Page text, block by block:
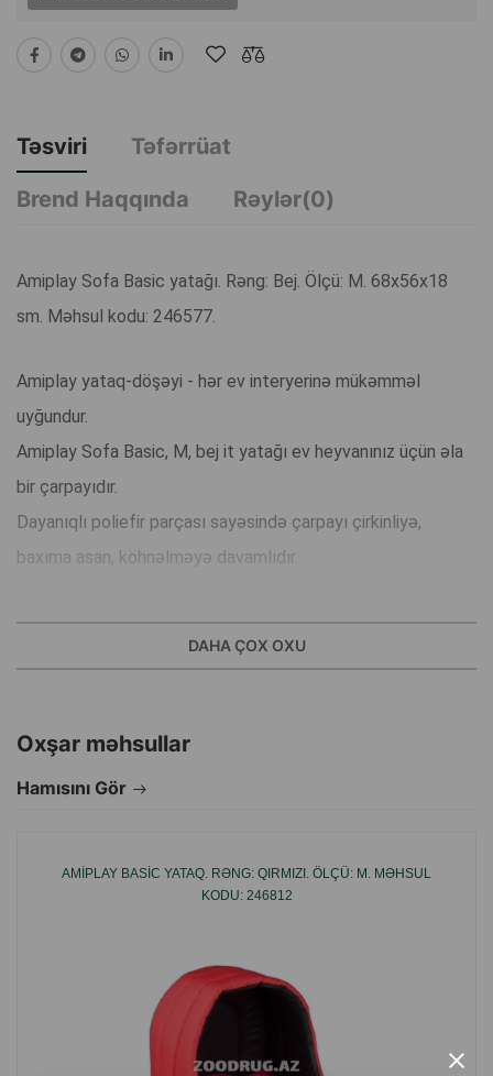
Təsviri
Təfərrüat
Brend Haqqında
Rəylər(0)
Amiplay Sofa Basic yatağı. Rəng: Bej. Ölçü: M. 68x56x18
sm. Məhsul kodu: 246577.
Amiplay yataq-döşəyi - hər ev interyerinə mükəmməl
uyğundur.
Amiplay Sofa Basic, M, bej it yatağı ev heyvanınız üçün əla
bir çarpayıdır.
Dayanıqlı poliefir parçası sayəsində çarpayı çirkinliyə,
baxıma asan, köhnəlməyə davamlıdır.
Rəng: Bej.
İstehsalçı ölkə: Polşa.
DAHA ÇOX OXU
Oxşar məhsullar
Hamısını Gör
AMIPLAY BASIC YATAQ. RƏNG: QIRMIZI. ÖLÇÜ: M. MƏHSUL
KODU: 246812